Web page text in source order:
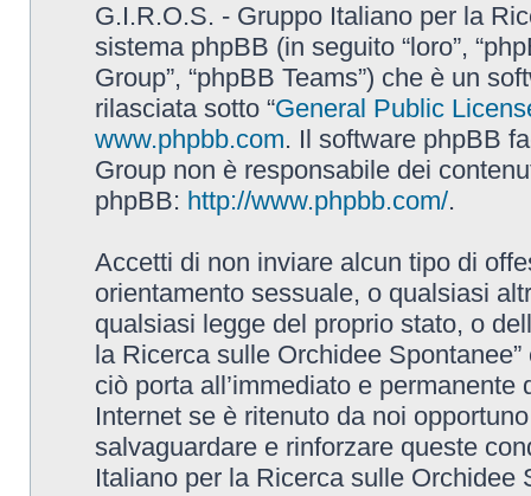
G.I.R.O.S. - Gruppo Italiano per la
sistema phpBB (in seguito “loro”,
Group”, “phpBB Teams”) che è un
rilasciata sotto “General Public
www.phpbb.com. Il software phpBB
Group non è responsabile dei
phpBB: http://www.phpbb.com/.
Accetti di non inviare alcun tipo di
orientamento sessuale, o qualsiasi
qualsiasi legge del proprio stato, o
la Ricerca sulle Orchidee
ciò porta all’immediato e
Internet se è ritenuto da noi
salvaguardare e rinforzare queste
Italiano per la Ricerca sulle Orchidee